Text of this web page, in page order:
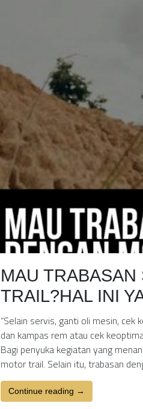
MAU
TRAIL?HAL INI
“Selain servis, ganti oli mesin, cek
dan kampas rem atau cek
Bagi penyuka kegiatan yang
motor trail. Selain itu, trabasan
Continue reading →